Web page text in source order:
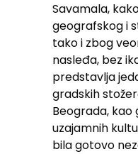
Savamala,
geografskog i
tako i zbog
nasleđa, bez
predstavlja
gradskih
Beograda,
uzajamnih
bila gotovo